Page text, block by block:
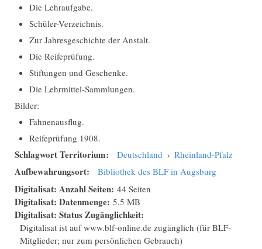
Die Lehraufgabe.
Schüler-Verzeichnis.
Zur Jahresgeschichte der Anstalt.
Die Reifeprüfung.
Stiftungen und Geschenke.
Die Lehrmittel-Sammlungen.
Bilder:
Fahnenausflug.
Reifeprüfung 1908.
Schlagwort Territorium: Deutschland › Rheinland-Pfalz
Aufbewahrungsort: Bibliothek des BLF in Augsburg
Digitalisat: Anzahl Seiten: 44 Seiten
Digitalisat: Datenmenge: 5,5 MB
Digitalisat: Status Zugänglichkeit:
Digitalisat ist auf www.blf-online.de zugänglich (für BLF-
Mitglieder; nur zum persönlichen Gebrauch)